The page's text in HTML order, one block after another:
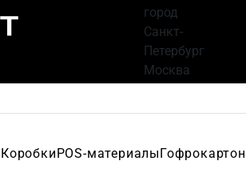
город
Санкт-
Петербург
Москва
КоробкиPOS-материалыГофрокартон